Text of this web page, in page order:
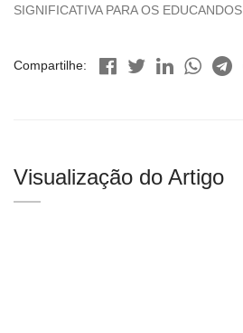
SIGNIFICATIVA PARA OS EDUCANDOS.
Compartilhe:
Visualização do Artigo